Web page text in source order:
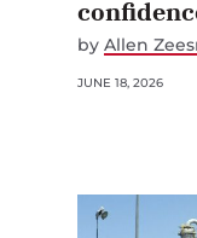
by Allen
JUNE 18, 2026